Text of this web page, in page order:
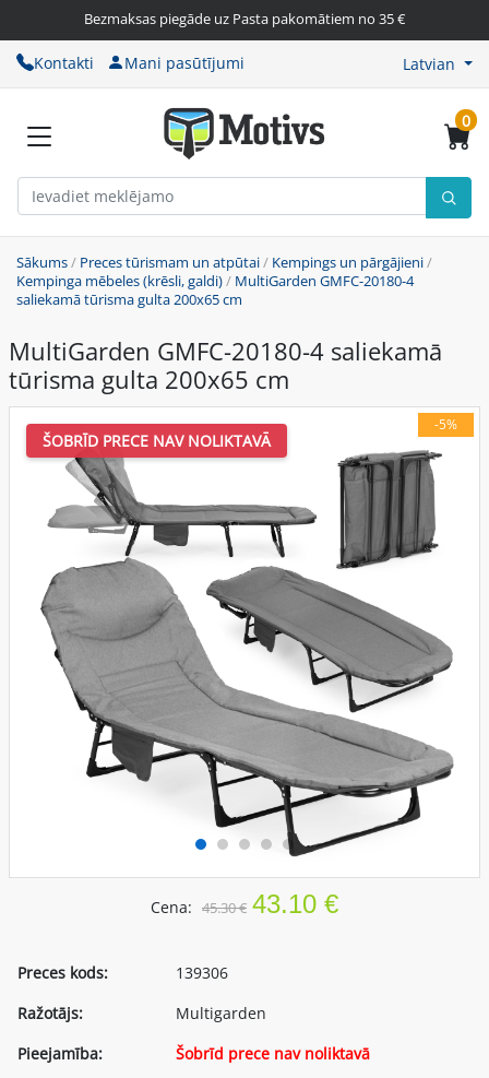
Bezmaksas piegāde uz Pasta pakomātiem no 35 €
Kontakti Mani pasūtījumi Latvian
0
Sākums/ Preces tūrismam un atpūtai/ Kempings un pārgājieni/
Kempinga mēbeles (krēsli, galdi)/ MultiGarden GMFC-20180-4
saliekamā tūrisma gulta 200x65 cm
MultiGarden GMFC-20180-4 saliekamā
tūrisma gulta 200x65 cm
-5%
ŠOBRĪD PRECE NAV NOLIKTAVĀ
Cena: 45.30 € 43.10 €
Preces kods:
139306
Ražotājs:
Multigarden
Pieejamība:
Šobrīd prece nav noliktavā